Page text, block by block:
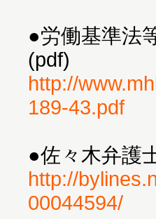
●労働基準法
(pdf)
http://
189-43.pdf
●佐々木弁
http://
00044594/